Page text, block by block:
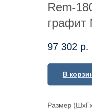
Rem-
графит
97 302 р.
В
Размер